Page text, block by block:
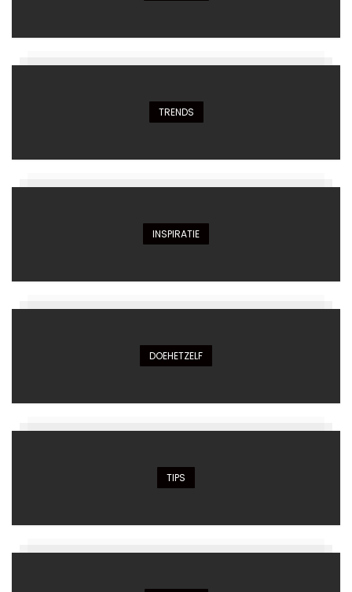
TRENDS
INSPIRATIE
DOEHETZELF
TIPS